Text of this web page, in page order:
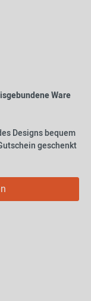
Ware
Designs bequem
geschenkt